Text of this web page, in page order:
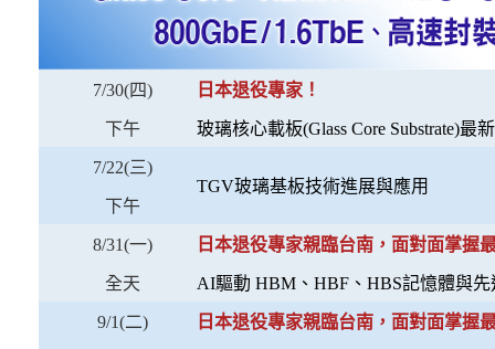
7/30(四)
下午
日本退役專家！
玻璃核心載板(Glass Core Substrate)最
7/22(三)
下午
TGV玻璃基板技術進展與應用
8/31(一)
全天
日本退役專家親臨台南，面對面掌握
AI驅動 HBM、HBF、HBS記憶體與
9/1(二) 日本退役專家親臨台南，面對面掌握